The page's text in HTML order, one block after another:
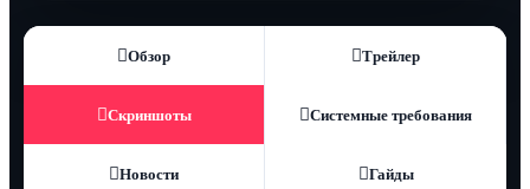
Обзор Трейлер
Скриншоты Системные требования
Новости Гайды